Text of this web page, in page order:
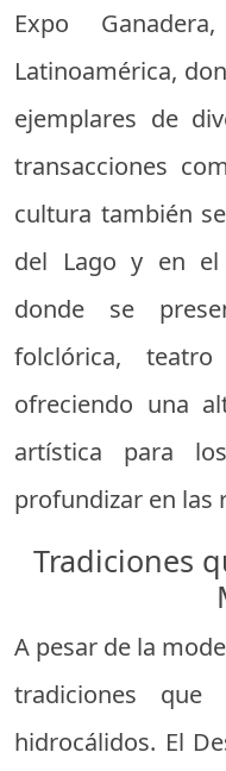
Expo
Latinoamérica,
ejemplares de
transacciones
cultura también
del Lago y en el
donde se
folclórica,
ofreciendo una
artística para
profundizar en las
Tradiciones
A pesar de la
tradiciones
hidrocálidos. El